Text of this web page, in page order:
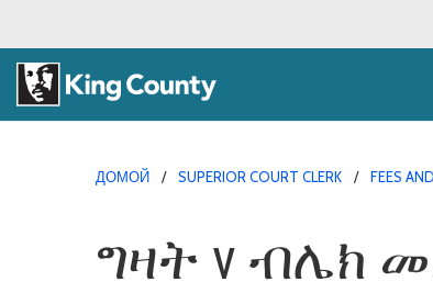
ДОМОЙ SUPERIOR COURT CLERK FEES
ግዛት v ብሌክ